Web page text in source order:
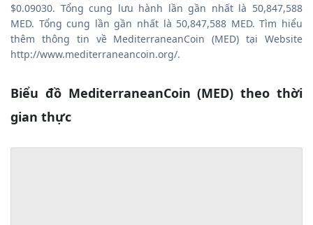
$0.09030. Tổng cung lưu hành lần gần nhất là 50,847,588
MED. Tổng cung lần gần nhất là 50,847,588 MED. Tìm hiểu
thêm thông tin về MediterraneanCoin (MED) tại Website
http://www.mediterraneancoin.org/.
Biểu đồ MediterraneanCoin (MED) theo thời
gian thực